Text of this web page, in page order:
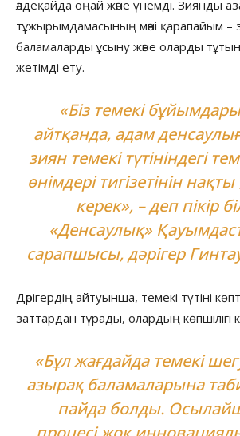
әлдеқайда оңай және үнемді. Зиянды
тұжырымдамасының мәні қарапайым –
баламаларды ұсыну және оларды
жетімді ету.
«Біз темекі
айтқанда, адам
зиян темекі түтініндегі
өнімдері тигізетінін
керек», – деп пікір
«Денсаулық»
сарапшысы, дәрігер
Дәрігердің айтуынша, темекі түтіні
заттардан тұрады, олардың көпшілігі
«Бұл жағдайда темекі
азырақ баламаларына
пайда болды.